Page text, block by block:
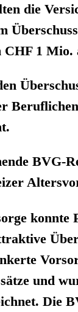
die
1 Mio.
BVG-
konnte
und
Die